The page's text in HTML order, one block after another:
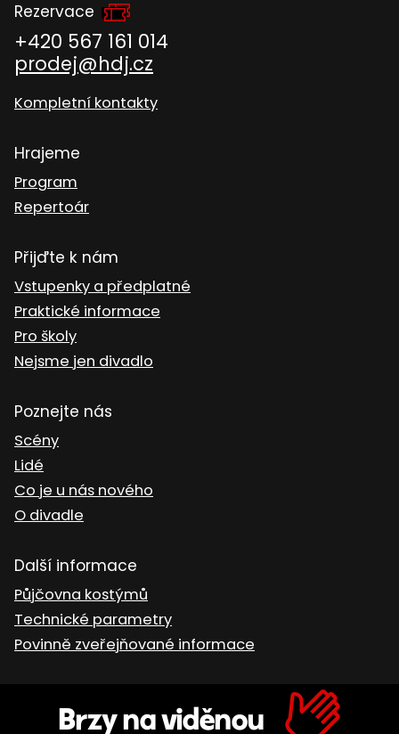
Rezervace
+420 567 161 014
prodej@hdj.cz
Kompletní kontakty
Hrajeme
Program
Repertoár
Přijďte k nám
Vstupenky a předplatné
Praktické informace
Pro školy
Nejsme jen divadlo
Poznejte nás
Scény
Lidé
Co je u nás nového
O divadle
Další informace
Půjčovna kostýmů
Technické parametry
Povinně zveřejňované informace
Brzy na viděnou